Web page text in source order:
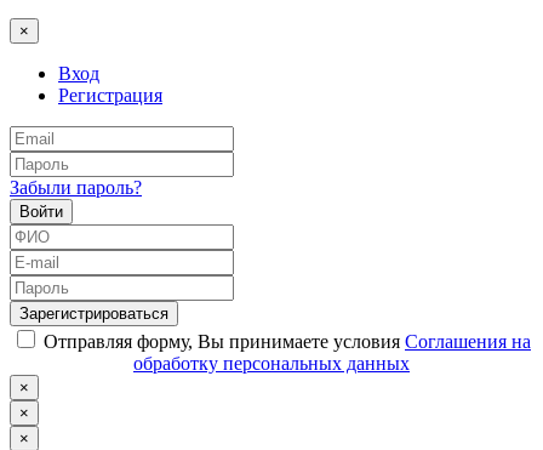
×
Вход
Регистрация
Забыли пароль?
Войти
Зарегистрироваться
Отправляя форму, Вы принимаете условия Соглашения на
обработку персональных данных
×
×
×